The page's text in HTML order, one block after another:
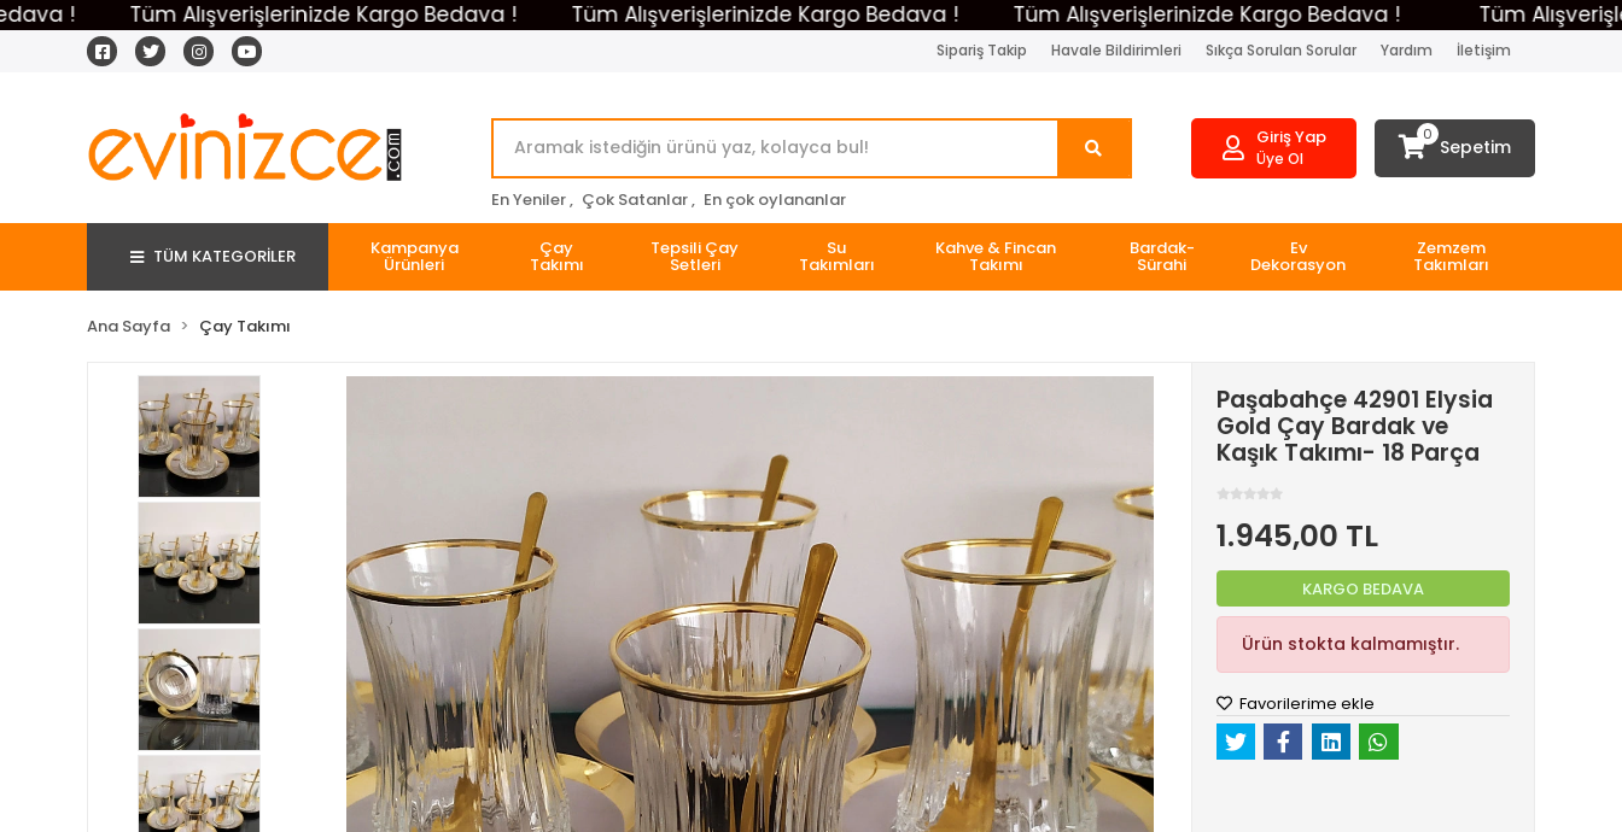
Tüm Alışverişlerinizde Kargo Bedava ! Tüm Alışverişlerinizde Kargo Bedava ! Tüm Alışverişlerinizde Kargo Bedava ! Tüm
Sipariş Takip Havale Bildirimleri Sıkça Sorulan Sorular Yardım İletişim
En Yeniler , Çok Satanlar , En çok oylananlar
Giriş Yap
Üye Ol
0
Sepetim
TÜM KATEGORİLER Kampanya
Ürünleri
Çay
Takımı
Tepsili Çay
Setleri
Su
Takımları
Kahve & Fincan
Takımı
Bardak-
Sürahi
Ev
Dekorasyon
Zemzem
Takımları
Ana Sayfa Çay Takımı
Paşabahçe 42901 Elysia
Gold Çay Bardak ve
Kaşık Takımı- 18 Parça
1.945,00 TL
KARGO BEDAVA
Ürün stokta kalmamıştır.
Favorilerime ekle